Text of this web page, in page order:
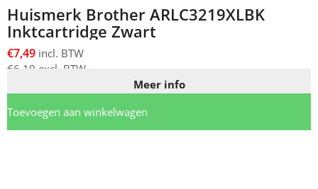
Huismerk Brother ARLC3219XLBK
Inktcartridge Zwart
€7,49 incl. BTW
€6,19 excl. BTW
Meer info
Toevoegen aan winkelwagen